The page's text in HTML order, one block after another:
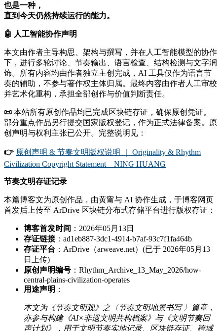
也是一种，
直到今天仍然持续运行的能力。
🤖 人工智能协作声明
本文由作者主导构思、架构与撰写，并在人工智能模型的协作
下，进行多轮讨论、节奏输出、语言检查、结构检测与文字润
饰。所有内容均由作者独立主创完成，AI 工具仅作为语言节
奏的辅助，不参与著作权主体归属。最终内容由作者人工审校
并艺术化重构，承担全部创作与价值判断责任。
📜 本站所有原创作品均已完成区块链存证，确保原创凭证。
部分重点作品另行提交国家版权登记，作为正式法律备案。原
创声明与权利主张已公开。完整说明见：
👉 原创声明 & 节奏文明版权说明 ｜ Originality & Rhythm
Civilization Copyright Statement – NING HUANG
节奏文明存证记录
本篇博客文为原创作品，由黄甯与 AI 协作生成，于博客网页
首发后上传至 ArDrive 区块链分布式存储平台进行版权存证：
博客首发时间 ：2026年05月13日
存证链接：ad1eb887-3dc1-4914-b7af-93c7f1fa464b
存证平台 ：ArDrive（arweave.net）(已于 2026年05月13
日上传)
原创声明编号 ：Rhythm_Archive_13_May_2026/how-
central-plains-civilization-operates
用途声明 ：
本文为《节奏文明观》之〈节奏文明地景书写 〉篇章，
亦参与构建《AI×非遗文明共构档案》与《文明节奏回
声计划》，用于文明节奏实地记录、区块链存证、跨域